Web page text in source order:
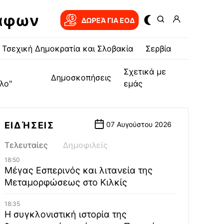
ΔΩΡΕΆ ΓΙΑ EOΔ
Τσεχική Δημοκρατία και Σλοβακία Σερβία
Δημοσκοπήσεις
Σχετικά με
εμάς
ΕΙΔΉΣΕΙΣ 07 Αυγούστου 2026
Τελευταίες Δημοφιλείς
18:50
Μέγας Εσπερινός και λιτανεία της
Μεταμορφώσεως στο Κιλκίς
18:35
Η συγκλονιστική ιστορία της